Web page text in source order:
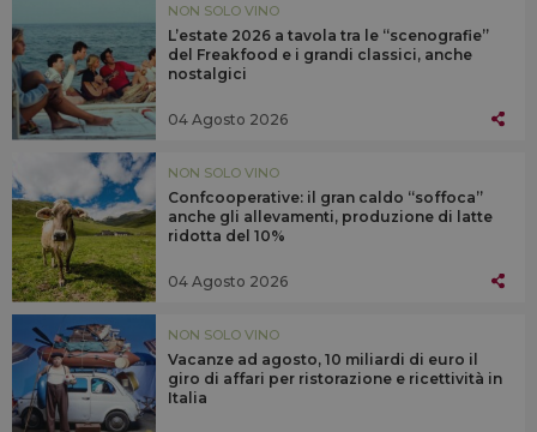
NON SOLO VINO
L’estate 2026 a tavola tra le “scenografie”
del Freakfood e i grandi classici, anche
nostalgici
04 Agosto 2026
NON SOLO VINO
Confcooperative: il gran caldo “soffoca”
anche gli allevamenti, produzione di latte
ridotta del 10%
04 Agosto 2026
NON SOLO VINO
Vacanze ad agosto, 10 miliardi di euro il
giro di affari per ristorazione e ricettività in
Italia